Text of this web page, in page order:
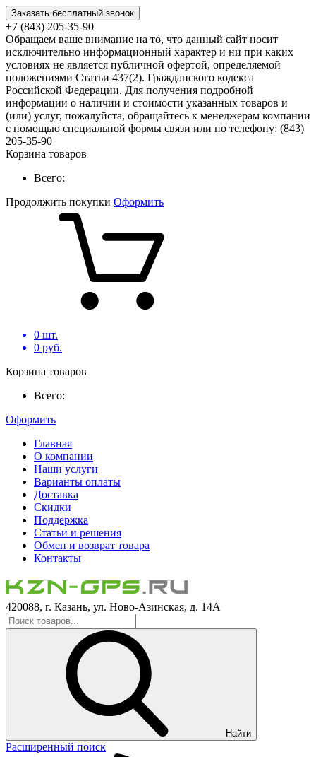
Заказать бесплатный звонок
+7 (843) 205-35-90
Обращаем ваше внимание на то, что данный сайт носит
исключительно информационный характер и ни при каких
условиях не является публичной офертой, определяемой
положениями Статьи 437(2). Гражданского кодекса
Российской Федерации. Для получения подробной
информации о наличии и стоимости указанных товаров и
(или) услуг, пожалуйста, обращайтесь к менеджерам компании
с помощью специальной формы связи или по телефону: (843)
205-35-90
Корзина товаров
Всего:
Продолжить покупки Оформить
0 шт.
0 руб.
Корзина товаров
Всего:
Оформить
Главная
О компании
Наши услуги
Варианты оплаты
Доставка
Скидки
Поддержка
Статьи и решения
Обмен и возврат товара
Контакты
420088, г. Казань, ул. Ново-Азинская, д. 14А
Найти
Расширенный поиск